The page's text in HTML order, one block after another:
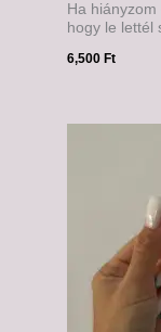
Ha
hogy le lettél
6,500 Ft